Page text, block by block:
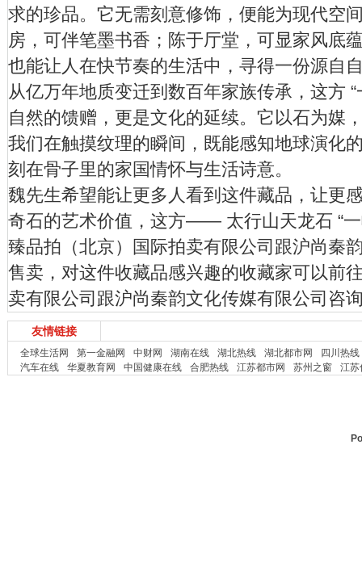
求的珍品。它无需刻意修饰，便能为现代空
房，可伴笔墨书香；陈于厅堂，可显家风底
也能让人在快节奏的生活中，寻得一份源自
从亿万年地质变迁到数百年家族传承，这方
自然的馈赠，更是文化的延续。它以石为媒
我们在触摸纹理的瞬间，既能感知地球演化
刻在骨子里的家国情怀与生活诗意。
魏先生希望能让更多人看到这件藏品，让更
奇石的艺术价值，这方—— 太行山天龙石 “一
臻品拍（北京）国际拍卖有限公司跟沪尚秦
售卖，对这件收藏品感兴趣的收藏家可以前
卖有限公司跟沪尚秦韵文化传媒有限公司咨
友情链接
全球生活网 第一金融网 中财网 湖南在线 湖北热线 湖北都市网
四川热线
汽车在线
华夏教育网 中国健康在线 合肥热线 江苏都市网 苏州之窗 江苏